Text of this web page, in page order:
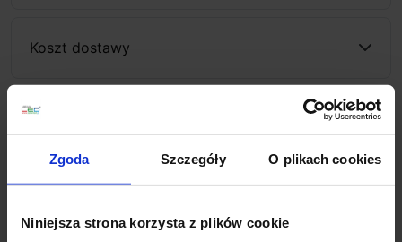
Zgoda Szczegóły O plikach cookies
Niniejsza strona korzysta z plików cookie
Koszt dostawy
Zapytaj o produkt